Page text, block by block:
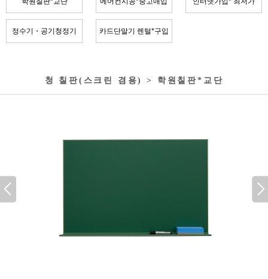
정수기・공기청정기 카드단말기 렌털*구입
청 칠판(스크린 겸용) > 학원칠판*교단